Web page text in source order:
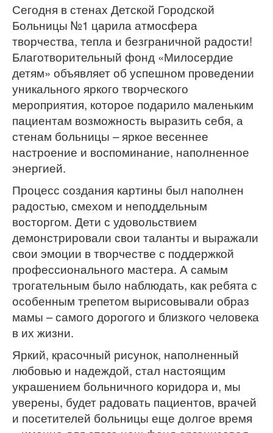
Сегодня в стенах Детской Городской
Больницы №1 царила атмосфера
творчества, тепла и безграничной радости!
Благотворительный фонд «Милосердие
детям» объявляет об успешном проведении
уникального яркого творческого
мероприятия, которое подарило маленьким
пациентам возможность выразить себя, а
стенам больницы – яркое весеннее
настроение и воспоминание, наполненное
энергией.
Процесс создания картины был наполнен
радостью, смехом и неподдельным
восторгом. Дети с удовольствием
демонстрировали свои таланты и выражали
свои эмоции в творчестве с поддержкой
профессионального мастера. А самым
трогательным было наблюдать, как ребята с
особенным трепетом вырисовывали образ
мамы – самого дорогого и близкого человека
в их жизни.
Яркий, красочный рисунок, наполненный
любовью и надеждой, стал настоящим
украшением больничного коридора и, мы
уверены, будет радовать пациентов, врачей
и посетителей больницы еще долгое время